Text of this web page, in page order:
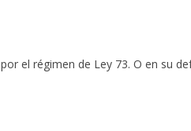
el régimen de Ley 73. O en su